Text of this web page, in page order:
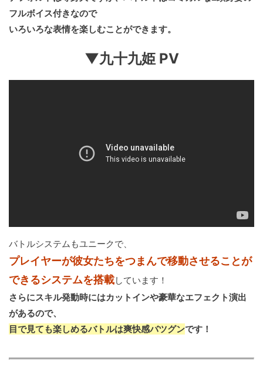
フルボイス付きなので
いろいろな表情を楽しむことができます。
▼九十九姫 PV
バトルシステムもユニークで、
プレイヤーが彼女たちをつまんで移動させることが
できるシステムを搭載しています！
さらにスキル発動時にはカットインや豪華なエフェクト演出
があるので、
目で見ても楽しめるバトルは爽快感バツグンです！